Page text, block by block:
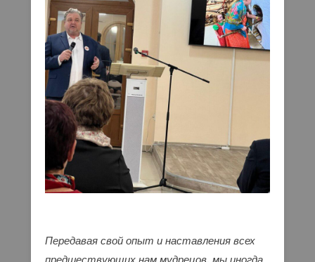
Передавая свой опыт и наставления всех
предшествующих нам мудрецов, мы иногда